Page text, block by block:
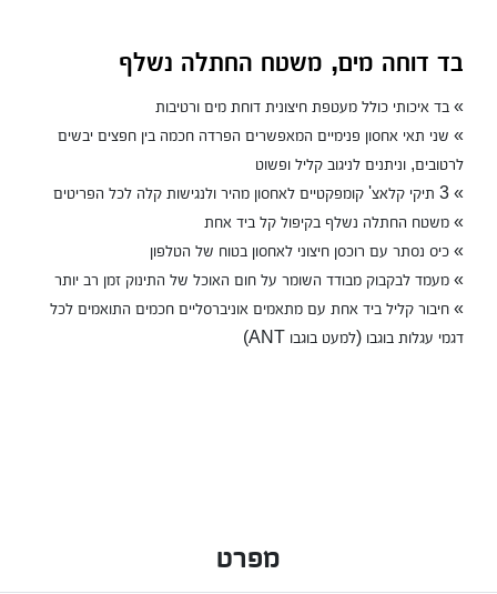
בד דוחה מים, משטח החתלה נשלף
» בד איכותי כולל מעטפת חיצונית דוחת מים ורטיבות
» שני תאי אחסון פנימיים המאפשרים הפרדה חכמה בין חפצים יבשים
לרטובים, וניתנים לניגוב קליל ופשוט
» 3 תיקי קלאצ' קומפקטיים לאחסון מהיר ולנגישות קלה לכל הפריטים
» משטח החתלה נשלף בקיפול קל ביד אחת
» כיס נסתר עם רוכסן חיצוני לאחסון בטוח של הטלפון
» מעמד לבקבוק מבודד השומר על חום האוכל של התינוק זמן רב יותר
» חיבור קליל ביד אחת עם מתאמים אוניברסליים חכמים התואמים לכל
דגמי עגלות בוגבו (למעט בוגבו ANT)
מפרט